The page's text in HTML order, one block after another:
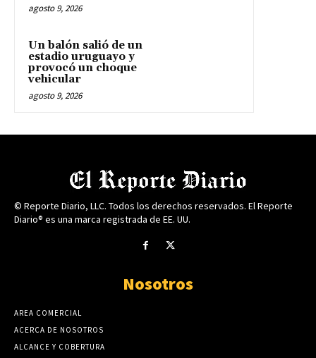
agosto 9, 2026
Un balón salió de un
estadio uruguayo y
provocó un choque
vehicular
agosto 9, 2026
© Reporte Diario, LLC. Todos los derechos reservados. El Reporte
Diario® es una marca registrada de EE. UU.
Nosotros
AREA COMERCIAL
ACERCA DE NOSOTROS
ALCANCE Y COBERTURA